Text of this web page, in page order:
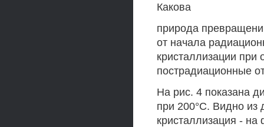
Какова
природа
от начала
кристаллизации
пострадиационные
На рис. 4 показана
при 200°С. Видно из
кристаллизация -